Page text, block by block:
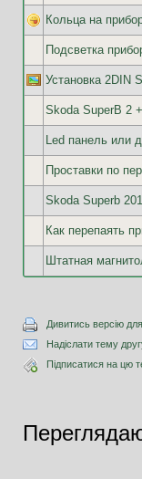
Кольца на
Подсветка
Установка 2DIN
Skoda SuperB 2
Led панель или
Проставки по
Skoda Superb
Как перепаять
Штатная
Дивитись версію
Надіслати тему
Підписатися на цю